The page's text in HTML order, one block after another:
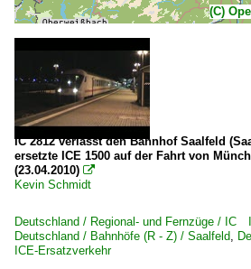
(C)
IC 2812 verlässt den Bahnhof Saalfeld
ersetzte ICE 1500 auf der Fahrt von
(23.04.2010) 
Kevin Schmidt
Deutschland / Regional- und Fernzüge / IC
Deutschland / Bahnhöfe (R - Z) / Saalfeld,
ICE-Ersatzverkehr